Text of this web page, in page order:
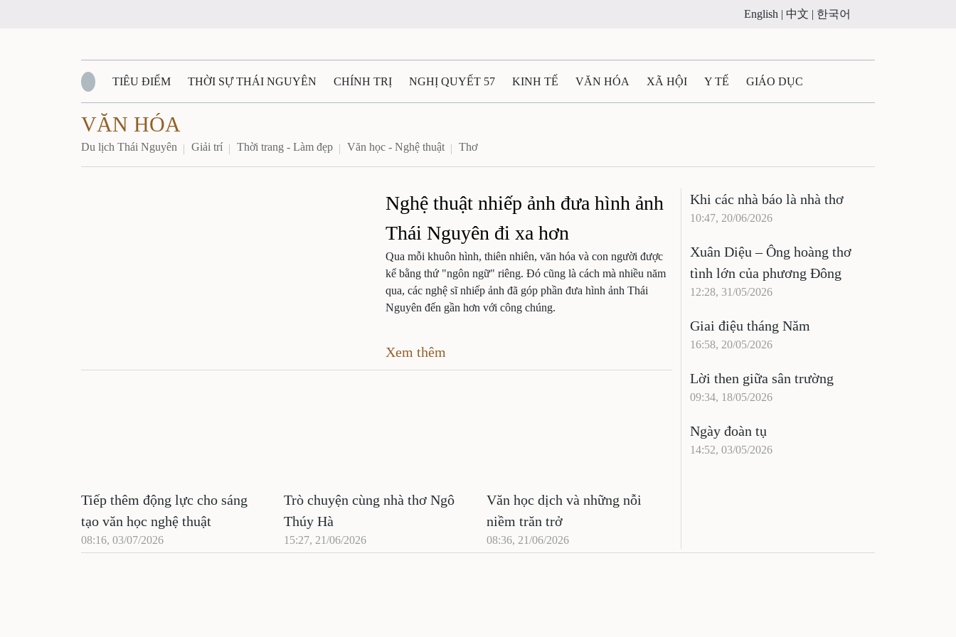
English | 中文 | 한국어
TIÊU ĐIỂM THỜI SỰ THÁI NGUYÊN CHÍNH TRỊ NGHỊ QUYẾT 57 KINH TẾ VĂN HÓA XÃ HỘI Y TẾ GIÁO DỤC
QUỐC PHÒNG - AN NINH
QUÊ HƯƠNG - ĐẤT NƯỚC QUỐC TẾ TÀI NGUYÊN - MÔI TRƯỜNG THỂ THAO THÔNG TIN - QUẢNG CÁO
VĂN NGHỆ THÁI NGUYÊN VIDEO CÁC ĐỀ ÁN TRỌNG TÂM MULTIMEDIA
VĂN HÓA
Du lịch Thái Nguyên Giải trí Thời trang - Làm đẹp Văn học - Nghệ thuật Thơ
Nghệ thuật nhiếp ảnh đưa hình ảnh
Thái Nguyên đi xa hơn
Qua mỗi khuôn hình, thiên nhiên, văn hóa và con người được
kể bằng thứ "ngôn ngữ" riêng. Đó cũng là cách mà nhiều năm
qua, các nghệ sĩ nhiếp ảnh đã góp phần đưa hình ảnh Thái
Nguyên đến gần hơn với công chúng.
Xem thêm
Tiếp thêm động lực cho sáng
tạo văn học nghệ thuật
08:16, 03/07/2026
Trò chuyện cùng nhà thơ Ngô
Thúy Hà
15:27, 21/06/2026
Văn học dịch và những nỗi
niềm trăn trở
08:36, 21/06/2026
Khi các nhà báo là nhà thơ
10:47, 20/06/2026
Xuân Diệu – Ông hoàng thơ
tình lớn của phương Đông
12:28, 31/05/2026
Giai điệu tháng Năm
16:58, 20/05/2026
Lời then giữa sân trường
09:34, 18/05/2026
Ngày đoàn tụ
14:52, 03/05/2026